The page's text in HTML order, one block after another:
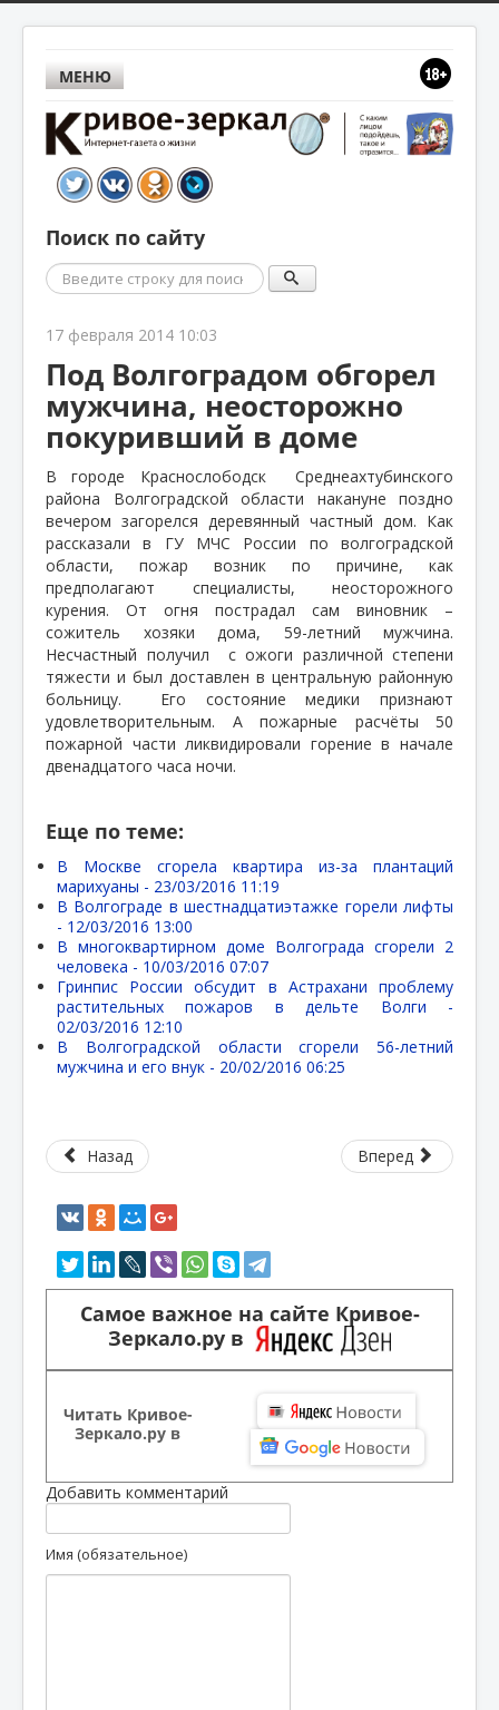
МЕНЮ
Поиск по сайту
Поиск
17 февраля 2014 10:03
Под Волгоградом обгорел
мужчина, неосторожно
покуривший в доме
В городе Краснослободск
Среднеахтубинского
района Волгоградской области накануне поздно
вечером загорелся деревянный частный дом. Как
рассказали в ГУ МЧС России по волгоградской
области, пожар возник по причине, как
предполагают специалисты, неосторожного
курения. От огня пострадал сам виновник –
сожитель хозяки дома, 59-летний мужчина.
Несчастный получил
с ожоги различной степени
тяжести и был доставлен в центральную районную
больницу.
Его состояние медики признают
удовлетворительным. А пожарные расчёты 50
пожарной части ликвидировали горение в начале
двенадцатого часа ночи.
Еще по теме:
В Москве сгорела квартира из-за плантаций
марихуаны - 23/03/2016 11:19
В Волгограде в шестнадцатиэтажке горели лифты
- 12/03/2016 13:00
В многоквартирном доме Волгограда сгорели 2
человека - 10/03/2016 07:07
Гринпис России обсудит в Астрахани проблему
растительных пожаров в дельте Волги -
02/03/2016 12:10
В Волгоградской области сгорели 56-летний
мужчина и его внук - 20/02/2016 06:25
Назад Вперед
Самое важное на сайте Кривое-
Зеркало.ру в
Читать Кривое-
Зеркало.ру в
Добавить комментарий
Имя (обязательное)